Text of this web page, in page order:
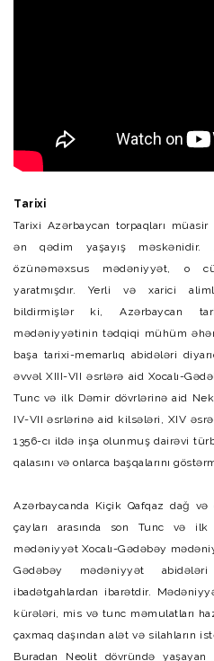
Tarixi
Tarixi Azərbaycan torpaqları müasir
ən qədim yaşayış məskənidir.
özünəməxsus mədəniyyət, o
yaratmışdır. Yerli və xarici
bildirmişlər ki, Azərbaycan
mədəniyyətinin tədqiqi mühüm
başa tarixi-memarlıq abidələri
əvvəl XIII-VII əsrlərə aid Xocalı-
Tunc və ilk Dəmir dövrlərinə aid
IV-VII əsrlərinə aid kilsələri, XIV
1356-cı ildə inşa olunmuş dairəvi
qalasını və onlarca başqalarını
Azərbaycanda Kiçik Qafqaz dağ və
çayları arasında son Tunc və
mədəniyyət Xocalı-Gədəbəy
Gədəbəy mədəniyyət
ibadətgahlardan ibarətdir.
kürələri, mis və tunc məmulatları
çaxmaq daşından alət və silahların
Buradan Neolit dövründə